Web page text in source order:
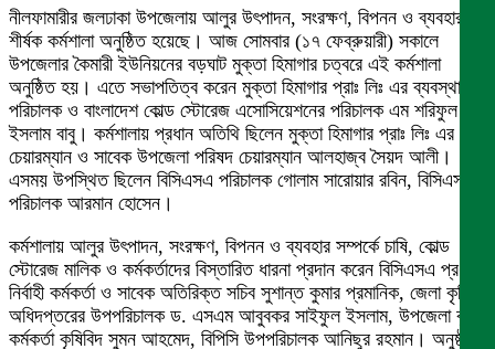
নীলফামারীর জলঢাকা উপজেলায় আলুর উৎপাদন, সংরক্ষণ, বিপনন ও ব্যবহার
শীর্ষক কর্মশালা অনুষ্ঠিত হয়েছে। আজ সোমবার (১৭ ফেব্রুয়ারী) সকালে
উপজেলার কৈমারী ইউনিয়নের বড়ঘাট মুক্তা হিমাগার চত্বরে এই কর্মশালা
অনুষ্ঠিত হয়। এতে সভাপতিত্ব করেন মুক্তা হিমাগার প্রাঃ লিঃ এর ব্যবস্থাপনা
পরিচালক ও বাংলাদেশ কোল্ড স্টোরেজ এসোসিয়েশনের পরিচালক এম শরিফুল
ইসলাম বাবু। কর্মশালায় প্রধান অতিথি ছিলেন মুক্তা হিমাগার প্রাঃ লিঃ এর
চেয়ারম্যান ও সাবেক উপজেলা পরিষদ চেয়ারম্যান আলহাজ্ব সৈয়দ আলী।
এসময় উপস্থিত ছিলেন বিসিএসএ পরিচালক গোলাম সারোয়ার রবিন, বিসিএসএ
পরিচালক আরমান হোসেন।
কর্মশালায় আলুর উৎপাদন, সংরক্ষণ, বিপনন ও ব্যবহার সম্পর্কে চাষি, কোল্ড
স্টোরেজ মালিক ও কর্মকর্তাদের বিস্তারিত ধারনা প্রদান করেন বিসিএসএ প্রধান
নির্বাহী কর্মকর্তা ও সাবেক অতিরিক্ত সচিব সুশান্ত কুমার প্রমানিক, জেলা কৃষি
অধিদপ্তরের উপপরিচালক ড. এসএম আবুবকর সাইফুল ইসলাম, উপজেলা কৃষি
কর্মকর্তা কৃষিবিদ সুমন আহমেদ, বিপিসি উপপরিচালক আনিছুর রহমান। অনুষ্ঠান